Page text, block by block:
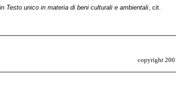
Testo unico in materia di beni culturali e ambientali, cit.
copyright